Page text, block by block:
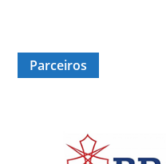
Parceiros